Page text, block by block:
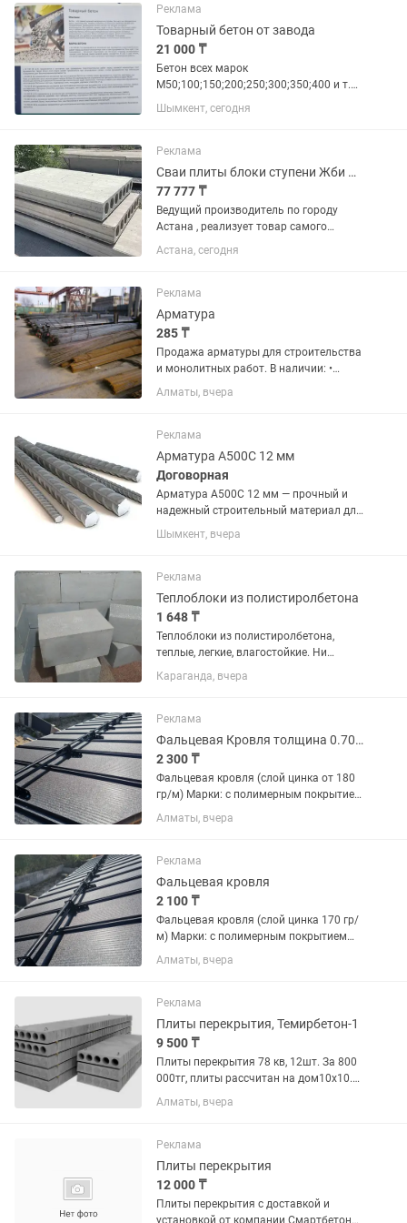
бетона, кирпича, камня включает
большое...
Реклама
Товарный бетон от завода
21 000 ₸
Бетон всех марок
М50;100;150;200;250;300;350;400 и т.д,
в точной концентрации смесей,
изготовленных по новейшим
зависит от дальности объекта и
объема, в большом...
Шымкент, сегодня
Реклама
Сваи плиты блоки ступени Жби Фбс
77 777 ₸
Ведущий производитель по городу
Астана , реализует товар самого
высшего качества ( сваи от 4 метров
до 12, плиты перекрытия от 2 метров
размеров и многое другое)
Астана, сегодня
Реклама
Арматура
285 ₸
Продажа арматуры для строительства
и монолитных работ. В наличии: •
Арматура А1 (гладкая) • Арматура А3 /
А500С (рифленая) • Арматура 6 мм •
Арматура 12 мм •...
Алматы, вчера
Реклама
Арматура А500С 12 мм
Договорная
Арматура А500С 12 мм — прочный и
надежный строительный материал для
армирования фундаментов, плит
перекрытия, колонн и других
Диаметр: 12 мм ✅ Класс прочности:
А500С ✅...
Шымкент, вчера
Реклама
Теплоблоки из полистиролбетона
1 648 ₸
Теплоблоки из полистиролбетона,
теплые, легкие, влагостойкие. Ни
пеноблок, ни газоблок не обладают
такими характеристиками. Стройте
блоков: 100.300.600...
Караганда, вчера
Реклама
Фальцевая Кровля толщина 0.70мм
2 300 ₸
Фальцевая кровля (слой цинка от 180
гр/м) Марки: с полимерным покрытием
Толщина от 0,40 до 0,70мм Длина
листа от 1000см до 7 метров,
длину Ширина листа...
Алматы, вчера
Реклама
Фальцевая кровля
2 100 ₸
Фальцевая кровля (слой цинка 170 гр/
м) Марки: с полимерным покрытием
Толщина от 0,40 до 0,5 мм Длина листа
от 1000 см до 12 метров, возможно
листа 1100/1200...
Алматы, вчера
Реклама
Плиты перекрытия, Темирбетон-1
9 500 ₸
Плиты перекрытия 78 кв, 12шт. За 800
000тг, плиты рассчитан на дом10х10.
Плиты находятся в производстве
Темирбетон-1, договор имеется.
0.99 / 1шт. 52-12/ 1.19 /...
Алматы, вчера
Реклама
Плиты перекрытия
12 000 ₸
Плиты перекрытия с доставкой и
установкой от компании Смартбетон